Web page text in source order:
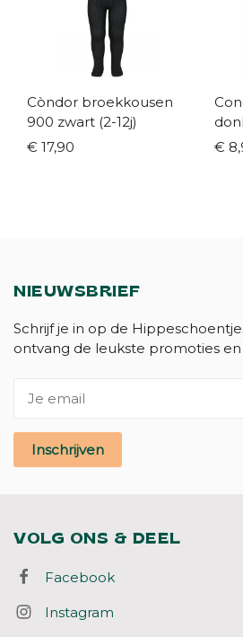
Còndor broekkousen
900 zwart (2-12j)
€ 17,90
19/
€
NIEUWSBRIEF
Schrijf je in op de
ontvang de leukste promoties
Inschrijven
VOLG ONS & DEEL
Facebook
Instagram